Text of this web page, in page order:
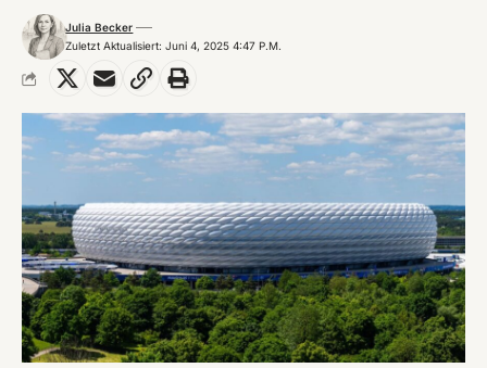
Zuletzt Aktualisiert: Juni 4, 2025 4:47 P.m.
Julia Becker